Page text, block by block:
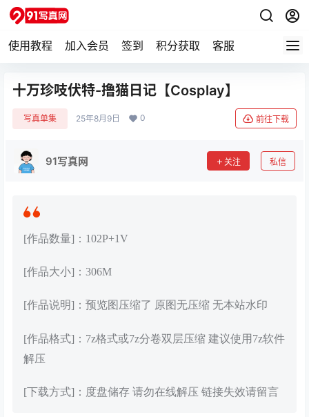
使用教程 加入会员 签到 积分获取 客服
十万珍吱伏特-撸猫日记【Cosplay】
写真单集 25年8月9日 0 前往下载
91写真网 关注 私信
[作品数量]：102P+1V
[作品大小]：306M
[作品说明]：预览图压缩了 原图无压缩 无本站水印
[作品格式]：7z格式或7z分卷双层压缩 建议使用7z软件
解压
[下载方式]：度盘储存 请勿在线解压 链接失效请留言